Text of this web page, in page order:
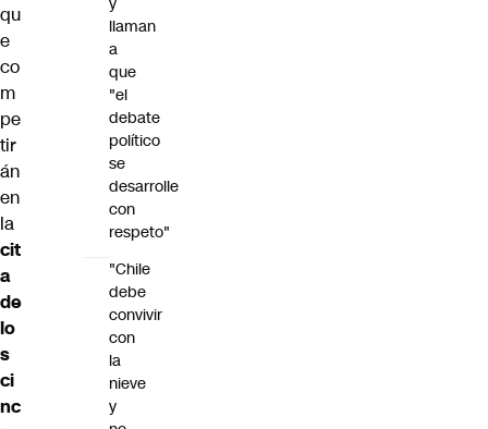
qu
e
co
m
pe
tir
án
en
la
cit
a
de
lo
s
ci
nc
llaman
a
que
"el
debate
político
se
desarrolle
con
respeto"
"Chile
debe
convivir
con
la
nieve
y